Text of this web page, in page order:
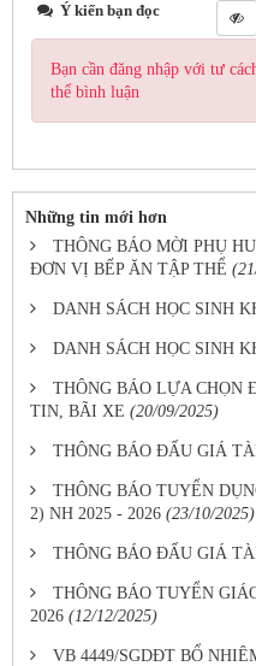
Ý kiến bạn đọc
Bạn cần đăng nhập với tư
thể bình luận
Những tin mới hơn
THÔNG BÁO MỜI PHỤ
ĐƠN VỊ BẾP ĂN TẬP THỂ
DANH SÁCH HỌC SINH
DANH SÁCH HỌC SINH
THÔNG BÁO LỰA CHỌN
TIN, BÃI XE (20/09/2025)
THÔNG BÁO ĐẤU GIÁ
THÔNG BÁO TUYỂN
2) NH 2025 - 2026 (23/10/2025)
THÔNG BÁO ĐẤU GIÁ
THÔNG BÁO TUYỂN
2026 (12/12/2025)
VB 4449/SGDĐT BỔ